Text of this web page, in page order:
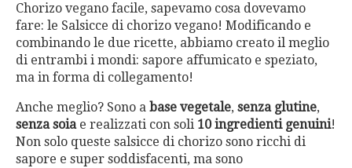
Chorizo vegano facile, sapevamo cosa dovevamo
fare: le Salsicce di chorizo vegano! Modificando e
combinando le due ricette, abbiamo creato il meglio
di entrambi i mondi: sapore affumicato e speziato,
ma in forma di collegamento!
Anche meglio? Sono a base vegetale, senza glutine,
senza soiae realizzati con soli 10 ingredienti genuini!
Non solo queste salsicce di chorizo sono ricchi di
sapore e super soddisfacenti, ma sono